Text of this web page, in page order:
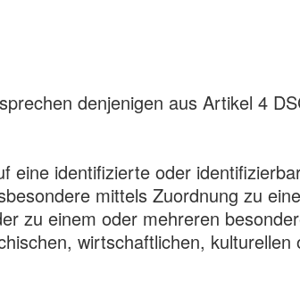
denjenigen aus Artikel 4
eine identifizierte oder
mittels Zuordnung zu
zu einem oder mehreren
wirtschaftlichen,